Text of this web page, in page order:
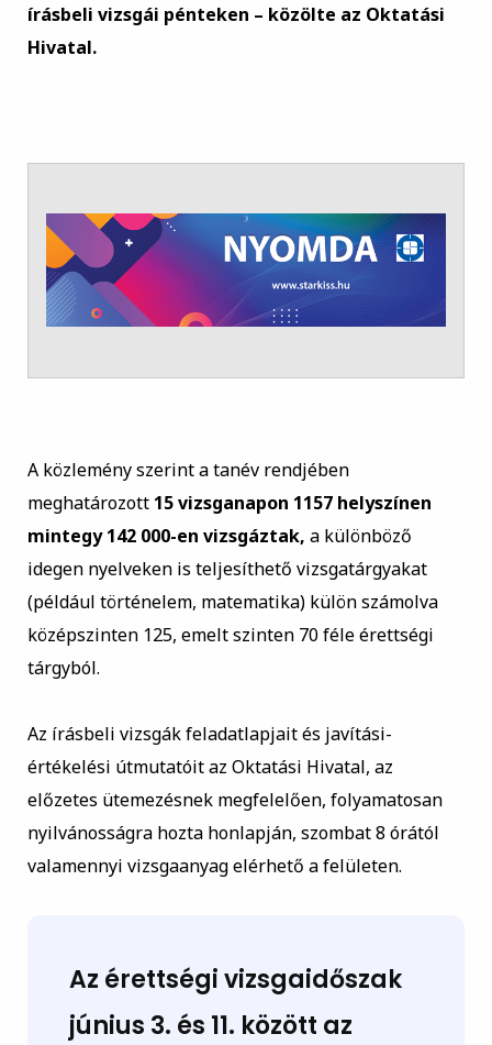
írásbeli vizsgái pénteken – közölte az Oktatási
Hivatal.
A közlemény szerint a tanév rendjében
meghatározott 15 vizsganapon 1157 helyszínen
mintegy 142 000-en vizsgáztak, a különböző
idegen nyelveken is teljesíthető vizsgatárgyakat
(például történelem, matematika) külön számolva
középszinten 125, emelt szinten 70 féle érettségi
tárgyból.
Az írásbeli vizsgák feladatlapjait és javítási-
értékelési útmutatóit az Oktatási Hivatal, az
előzetes ütemezésnek megfelelően, folyamatosan
nyilvánosságra hozta honlapján, szombat 8 órától
valamennyi vizsgaanyag elérhető a felületen.
Az érettségi vizsgaidőszak
június 3. és 11. között az